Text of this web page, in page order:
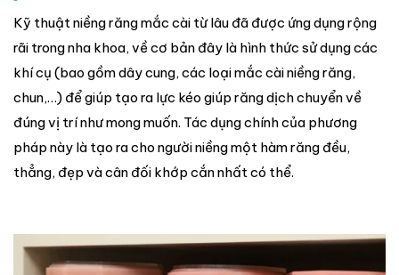
Kỹ thuật niềng răng mắc cài từ lâu đã được ứng dụng rộng
rãi trong nha khoa, về cơ bản đây là hình thức sử dụng các
khí cụ (bao gồm dây cung, các loại mắc cài niềng răng,
chun,…) để giúp tạo ra lực kéo giúp răng dịch chuyển về
đúng vị trí như mong muốn. Tác dụng chính của phương
pháp này là tạo ra cho người niềng một hàm răng đều,
thẳng, đẹp và cân đối khớp cắn nhất có thể.